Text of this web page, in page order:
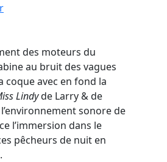
des moteurs du
au bruit des vagues
coque avec en fond la
Lindyde Larry & de
sonore de
l’immersion dans le
pêcheurs de nuit en